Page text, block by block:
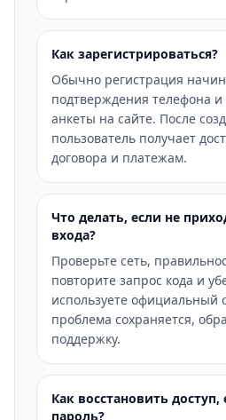
Как зарегистрироваться?
Обычно регистрация
подтверждения телефона и
анкеты на сайте. После
пользователь получает
договора и платежам.
Что делать, если не
входа?
Проверьте сеть,
повторите запрос кода и
используете официальный
проблема сохраняется,
поддержку.
Как восстановить доступ,
пароль?